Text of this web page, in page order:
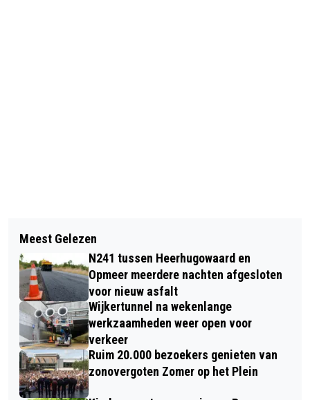
MOERSLEUTEL CRAFT BREWERY
VIERT GROOTS FEEST VOOR 6 JARIG
BESTAAN VAN DE BROUWERIJ
CROSS-OVER CONCERT IN TAQA
THEATER DE VEST EN GROTE KERK
MET SCOTT BROTHERS EN MARTIN
SCHMEDING
Meest Gelezen
N241 tussen Heerhugowaard en
Opmeer meerdere nachten afgesloten
voor nieuw asfalt
Wijkertunnel na wekenlange
werkzaamheden weer open voor
verkeer
Ruim 20.000 bezoekers genieten van
zonovergoten Zomer op het Plein